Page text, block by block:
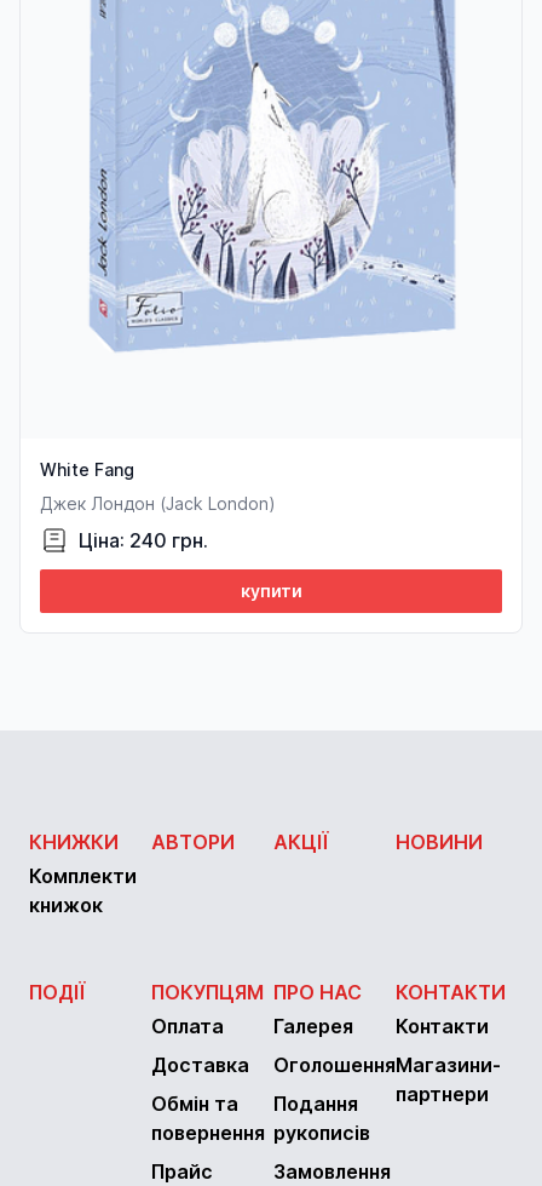
White Fang
Джек Лондон (Jack London)
Ціна: 240 грн.
купити
КНИЖКИ
Комплекти
книжок
АВТОРИ АКЦІЇ НОВИНИ
ПОДІЇ
ПОКУПЦЯМ
Оплата
Доставка
Обмін та
повернення
Прайс
ПРО НАС
Галерея
Оголошення
Подання
рукописів
Замовлення
КОНТАКТИ
Контакти
Магазини-
партнери